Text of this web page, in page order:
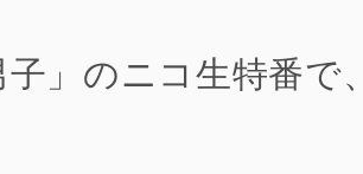
子」のニコ生特番で